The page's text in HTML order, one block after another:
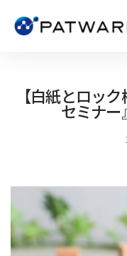
【白紙とロッ
セミナー